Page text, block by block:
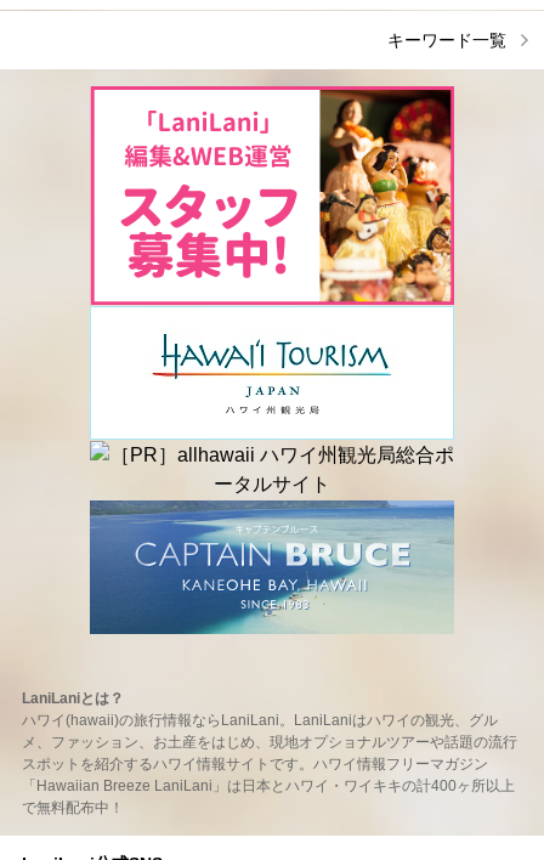
キーワード一覧
LaniLaniとは？
ハワイ(hawaii)の旅行情報ならLaniLani。LaniLaniはハワイの観光、グル
メ、ファッション、お土産をはじめ、現地オプショナルツアーや話題の流行
スポットを紹介するハワイ情報サイトです。ハワイ情報フリーマガジン
「Hawaiian Breeze LaniLani」は日本とハワイ・ワイキキの計400ヶ所以上
で無料配布中！